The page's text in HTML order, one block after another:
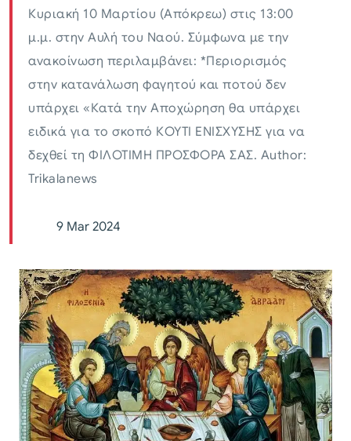
Κυριακή 10 Μαρτίου (Απόκρεω) στις 13:00
μ.μ. στην Αυλή του Ναού. Σύμφωνα με την
ανακοίνωση περιλαμβάνει: *Περιορισμός
στην κατανάλωση φαγητού και ποτού δεν
υπάρχει «Κατά την Αποχώρηση θα υπάρχει
ειδικά για το σκοπό ΚΟΥΤΙ ΕΝΙΣΧΥΣΗΣ για να
δεχθεί τη ΦΙΛΟΤΙΜΗ ΠΡΟΣΦΟΡΑ ΣΑΣ. Author:
Trikalanews
9 Mar 2024